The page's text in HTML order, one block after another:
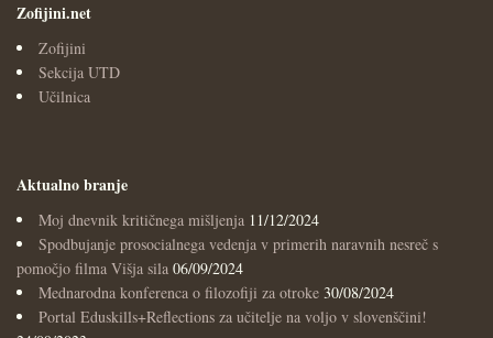
Zofijini.net
Zofijini
Sekcija UTD
Učilnica
Aktualno branje
Moj dnevnik kritičnega mišljenja 11/12/2024
Spodbujanje prosocialnega vedenja v primerih naravnih nesreč s
pomočjo filma Višja sila 06/09/2024
Mednarodna konferenca o filozofiji za otroke 30/08/2024
Portal Eduskills+Reflections za učitelje na voljo v slovenščini!